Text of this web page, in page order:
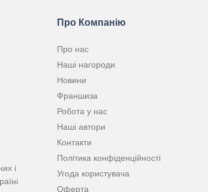
і
Про Компанію
Про нас
Наші нагороди
Новини
Франшиза
Робота у нас
Наші автори
Контакти
Політика конфіденційності
Угода користувача
Оферта